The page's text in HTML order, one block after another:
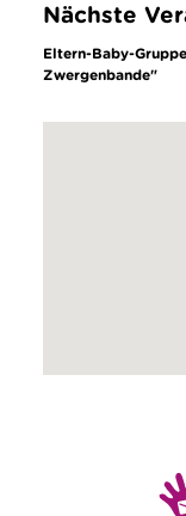
Nächste
Eltern-Baby-
Zwergenbande"